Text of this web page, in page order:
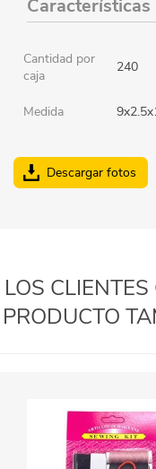
Características
Cantidad por
caja
240
Medida
Descargar fotos
LOS
PRODUCTO